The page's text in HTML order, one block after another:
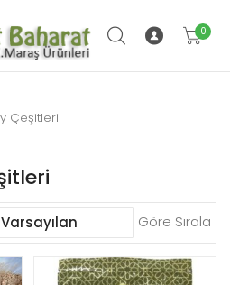
0
Çeşitleri
Göre Sırala